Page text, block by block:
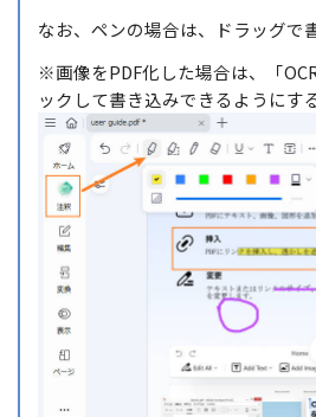
なお、ペンの場合は、ドラッグで
※画像をPDF化した場合は、「
ックして書き込みできるようにす